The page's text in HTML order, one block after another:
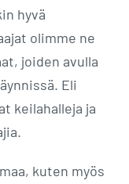
hyvä
olimme ne
joiden avulla
Eli
keilahalleja ja
kuten myös